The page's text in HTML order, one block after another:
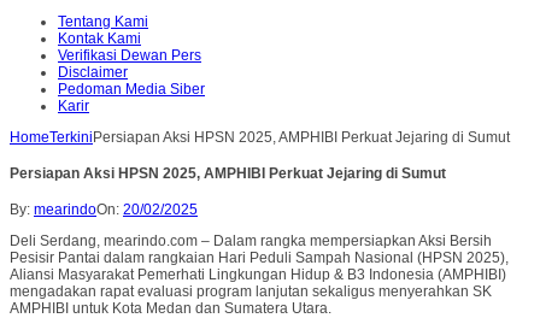
Tentang Kami
Kontak Kami
Verifikasi Dewan Pers
Disclaimer
Pedoman Media Siber
Karir
HomeTerkini Persiapan Aksi HPSN 2025, AMPHIBI Perkuat Jejaring di Sumut
Persiapan Aksi HPSN 2025, AMPHIBI Perkuat Jejaring di Sumut
By: mearindoOn: 20/02/2025
Deli Serdang, mearindo.com – Dalam rangka mempersiapkan Aksi Bersih
Pesisir Pantai dalam rangkaian Hari Peduli Sampah Nasional (HPSN 2025),
Aliansi Masyarakat Pemerhati Lingkungan Hidup & B3 Indonesia (AMPHIBI)
mengadakan rapat evaluasi program lanjutan sekaligus menyerahkan SK
AMPHIBI untuk Kota Medan dan Sumatera Utara.